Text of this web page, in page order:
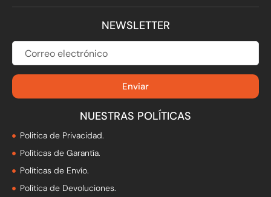
a
b
o
k
u
e
e
i
n
o
s
NUESTRAS POLÍTICAS
Politica de Privacidad.
Políticas de Garantía.
Políticas de Envío.
Política de Devoluciones.
NEWSLETTER
CORREO
ELECTRÓNICO
Enviar